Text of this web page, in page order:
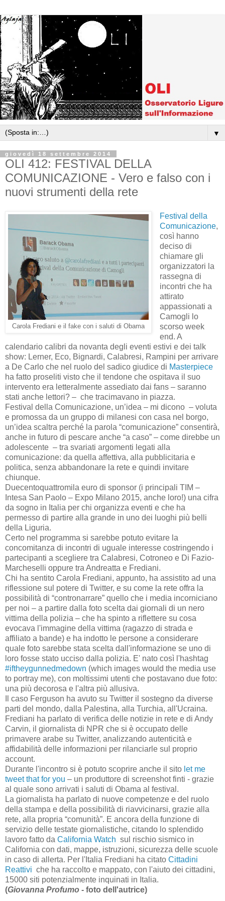
▼
giovedì 18 settembre 2014
OLI 412: FESTIVAL DELLA
COMUNICAZIONE - Vero e falso con i
nuovi strumenti della rete
Carola Frediani e il fake con i saluti di Obama
Festival della
Comunicazione,
così hanno
deciso di
chiamare gli
organizzatori la
rassegna di
incontri che ha
attirato
appassionati a
Camogli lo
scorso week
end. A
calendario calibri da novanta degli eventi estivi e dei talk
show: Lerner, Eco, Bignardi, Calabresi, Rampini per arrivare
a De Carlo che nel ruolo del sadico giudice di Masterpiece
ha fatto proseliti visto che il tendone che ospitava il suo
intervento era letteralmente assediato dai fans – saranno
stati anche lettori? – che tracimavano in piazza.
Festival della Comunicazione, un’idea – mi dicono – voluta
e promossa da un gruppo di milanesi con casa nel borgo,
un’idea scaltra perché la parola “comunicazione” consentirà,
anche in futuro di pescare anche “a caso” – come direbbe un
adolescente – tra svariati argomenti legati alla
comunicazione: da quella affettiva, alla pubblicitaria e
politica, senza abbandonare la rete e quindi invitare
chiunque.
Duecentoquattromila euro di sponsor (i principali TIM –
Intesa San Paolo – Expo Milano 2015, anche loro!) una cifra
da sogno in Italia per chi organizza eventi e che ha
permesso di partire alla grande in uno dei luoghi più belli
della Liguria.
Certo nel programma si sarebbe potuto evitare la
concomitanza di incontri di uguale interesse costringendo i
partecipanti a scegliere tra Calabresi, Cotroneo e Di Fazio-
Marcheselli oppure tra Andreatta e Frediani.
Chi ha sentito Carola Frediani, appunto, ha assistito ad una
riflessione sul potere di Twitter, e su come la rete offra la
possibilità di “contronarrare” quello che i media incorniciano
per noi – a partire dalla foto scelta dai giornali di un nero
vittima della polizia – che ha spinto a riflettere su cosa
evocava l'immagine della vittima (ragazzo di strada e
affiliato a bande) e ha indotto le persone a considerare
quale foto sarebbe stata scelta dall'informazione se uno di
loro fosse stato ucciso dalla polizia. E' nato così l'hashtag
#iftheygunnedmedown (which images would the media use
to portray me), con moltissimi utenti che postavano due foto:
una più decorosa e l'altra più allusiva.
Il caso Ferguson ha avuto su Twitter il sostegno da diverse
parti del mondo, dalla Palestina, alla Turchia, all'Ucraina.
Frediani ha parlato di verifica delle notizie in rete e di Andy
Carvin, il giornalista di NPR che si è occupato delle
primavere arabe su Twitter, analizzando autenticità e
affidabilità delle informazioni per rilanciarle sul proprio
account.
Durante l'incontro si è potuto scoprire anche il sito let me
tweet that for you – un produttore di screenshot finti - grazie
al quale sono arrivati i saluti di Obama al festival.
La giornalista ha parlato di nuove competenze e del ruolo
della stampa e della possibilità di riavvicinarsi, grazie alla
rete, alla propria “comunità”. E ancora della funzione di
servizio delle testate giornalistiche, citando lo splendido
lavoro fatto da California Watch sul rischio sismico in
California con dati, mappe, istruzioni, sicurezza delle scuole
in caso di allerta. Per l'Italia Frediani ha citato Cittadini
Reattivi che ha raccolto e mappato, con l'aiuto dei cittadini,
15000 siti potenzialmente inquinati in Italia.
(Giovanna Profumo - foto dell'autrice)